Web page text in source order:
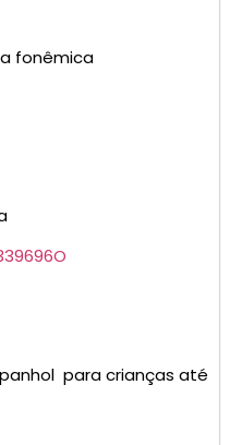
fonêmica
para crianças até